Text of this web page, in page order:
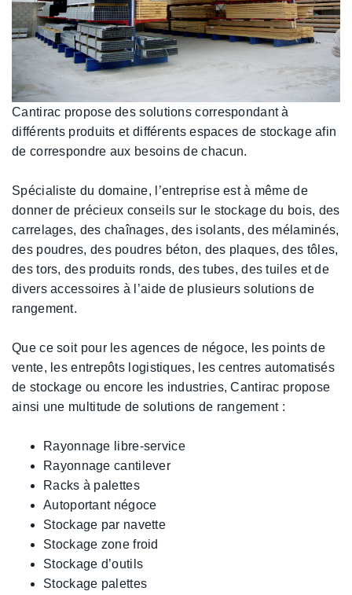
Cantirac propose des solutions correspondant à
différents produits et différents espaces de stockage afin
de correspondre aux besoins de chacun.
Spécialiste du domaine, l’entreprise est à même de
donner de précieux conseils sur le stockage du bois, des
carrelages, des chaînages, des isolants, des mélaminés,
des poudres, des poudres béton, des plaques, des tôles,
des tors, des produits ronds, des tubes, des tuiles et de
divers accessoires à l’aide de plusieurs solutions de
rangement.
Que ce soit pour les agences de négoce, les points de
vente, les entrepôts logistiques, les centres automatisés
de stockage ou encore les industries, Cantirac propose
ainsi une multitude de solutions de rangement :
Rayonnage libre-service
Rayonnage cantilever
Racks à palettes
Autoportant négoce
Stockage par navette
Stockage zone froid
Stockage d’outils
Stockage palettes